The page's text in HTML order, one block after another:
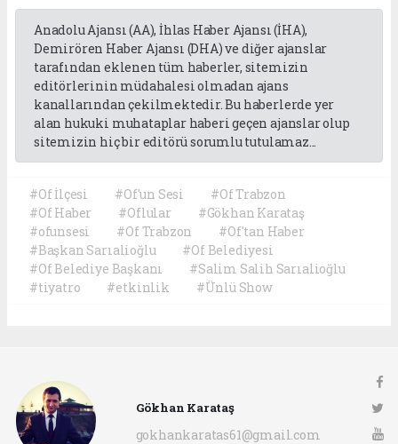
Anadolu Ajansı (AA), İhlas Haber Ajansı (İHA),
Demirören Haber Ajansı (DHA) ve diğer ajanslar
tarafından eklenen tüm haberler, sitemizin
editörlerinin müdahalesi olmadan ajans
kanallarından çekilmektedir. Bu haberlerde yer
alan hukuki muhataplar haberi geçen ajanslar olup
sitemizin hiç bir editörü sorumlu tutulamaz...
#Of İlçesi #Of'un Sesi
#Of Trabzon
#Of Haber
#Oflular
#Gökhan Karataş
#ofunsesi
#Of Trabzon
#Of'tan Haber
#Başkan Sarıalioğlu
#Of Belediyesi
#Of Belediye Başkanı
#Salim Salih Sarıalioğlu
#tiyatro
#etkinlik #Ünlü Show
Gökhan Karataş
gokhankaratas61@gmail.com